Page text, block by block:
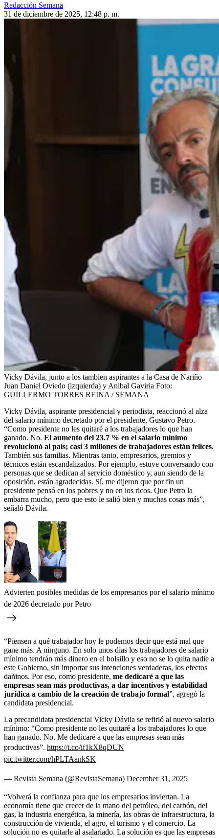
Redacción Semana
31 de diciembre de 2025, 12:48 p. m.
Vicky Dávila, junto a los tambien aspirantes a la Casa de Nariño
Juan Daniel Oviedo (izquierda) y Anibal Gaviria Foto:
GUILLERMO TORRES REINA / SEMANA
Vicky Dávila, aspirante presidencial y periodista, reaccionó al alza
del salario mínimo decretado por el presidente, Gustavo Petro.
“Como presidente no les quitaré a los trabajadores lo que han
ganado. No. El aumento del 23.7 % en el salario mínimo
revolucionó al país; casi 3 millones de trabajadores están felices.
También sus familias. Mientras tanto, empresarios, gremios y
técnicos están escandalizados. Por ejemplo, estuve conversando con
personas que se dedican al servicio doméstico y, aun siendo de la
oposición, están agradecidas. Sí, me dijeron que por fin un
presidente pensó en los pobres y no en los ricos. Que Petro la
embarra mucho, pero que esto le salió bien y muchas cosas más”,
señaló Dávila.
Advierten posibles medidas de los empresarios por el salario mínimo
de 2026 decretado por Petro
“Piensen a qué trabajador hoy le podemos decir que está mal que
gane más. A ninguno. En solo unos días los trabajadores de salario
mínimo tendrán más dinero en el bolsillo y eso no se lo quita nadie a
este Gobierno, sin importar sus intenciones verdaderas, los efectos
dañinos. Por eso, como presidente, me dedicaré a que las
empresas sean más productivas, a dar incentivos y estabilidad
jurídica a cambio de la creación de trabajo formal”, agregó la
candidata presidencial.
La precandidata presidencial Vicky Dávila se refirió al nuevo salario
mínimo: “Como presidente no les quitaré a los trabajadores lo que
han ganado. No. Me dedicaré a que las empresas sean más
productivas”. https://t.co/if1kX8qDUN
pic.twitter.com/hPLTAankSK
— Revista Semana (@RevistaSemana) December 31, 2025
“Volverá la confianza para que los empresarios inviertan. La
economía tiene que crecer de la mano del petróleo, del carbón, del
gas, la industria energética, la minería, las obras de infraestructura, la
construcción de vivienda, el agro, el turismo y el comercio. La
solución no es quitarle al asalariado. La solución es que las empresas